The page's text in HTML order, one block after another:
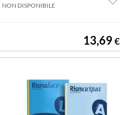
NON DISPONIBILE
13,69€